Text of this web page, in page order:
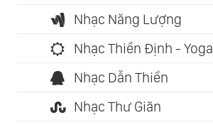
Nhạc Năng Lượng
Nhạc Thiền Định - Yoga
Nhạc Dẫn Thiền
Nhạc Thư Giãn